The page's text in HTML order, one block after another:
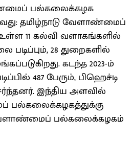
பல்கலைக்கழக
தமிழ்நாடு வேளாண்மைப்
11 கல்வி வளாகங்களில்
படிப்பும், 28 துறைகளில்
கடந்த 2023-ம்
487 பேரும், பிஹெச்டி
இந்திய அளவில்
வேளாண்மைப் பல்கலைக்கழகம்